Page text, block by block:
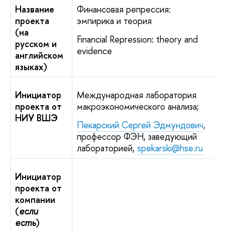
Название
проекта
(на
русском и
английском
языках)
Финансовая репрессия:
эмпирика и теория
Financial Repression: theory and
evidence
Инициатор
проекта от
НИУ ВШЭ
Международная лаборатория
макроэкономического анализа;
Пекарский Сергей Эдмундович,
профессор ФЭН, заведующий
лабораторией, spekarski@hse.ru
Инициатор
проекта от
компании
(если
есть)